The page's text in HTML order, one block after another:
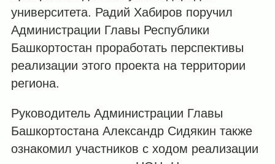
университета. Радий Хабиров поручил
Администрации Главы Республики
Башкортостан проработать перспективы
реализации этого проекта на территории
региона.
Руководитель Администрации Главы
Башкортостана Александр Сидякин также
ознакомил участников с ходом реализации